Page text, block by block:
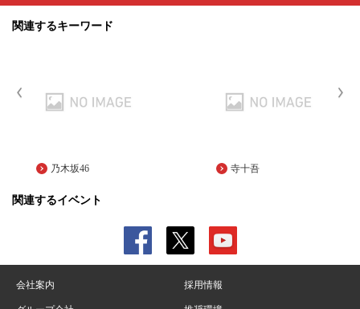
関連するキーワード
乃木坂46 寺十吾
関連するイベント
会社案内 採用情報